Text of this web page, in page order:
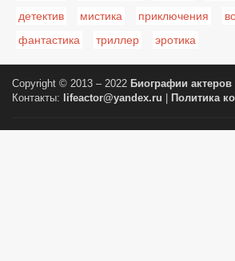
детектив
мистика приключения
фантастика
триллер эротика
Copyright © 2013 – 2022 Биографии актеров
Контакты:
lifeactor@yandex.ru Политика